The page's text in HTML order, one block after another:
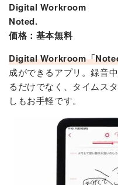
Digital Workroom
Noted.
価格：基本無料
Digital Workroom「
成ができるアプリ。録音
るだけでなく、タイムス
しもお手軽です。